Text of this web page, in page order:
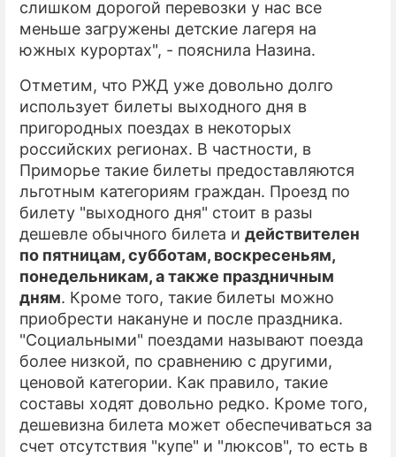
слишком дорогой перевозки у нас все
меньше загружены детские лагеря на
южных курортах", - пояснила Назина.
Отметим, что РЖД уже довольно долго
использует билеты выходного дня в
пригородных поездах в некоторых
российских регионах. В частности, в
Приморье такие билеты предоставляются
льготным категориям граждан. Проезд по
билету "выходного дня" стоит в разы
дешевле обычного билета и действителен
по пятницам, субботам, воскресеньям,
понедельникам, а также праздничным
дням. Кроме того, такие билеты можно
приобрести накануне и после праздника.
"Социальными" поездами называют поезда
более низкой, по сравнению с другими,
ценовой категории. Как правило, такие
составы ходят довольно редко. Кроме того,
дешевизна билета может обеспечиваться за
счет отсутствия "купе" и "люксов", то есть в